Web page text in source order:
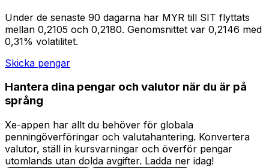
Under de senaste 90 dagarna har MYR till SIT flyttats
mellan 0,2105 och 0,2180. Genomsnittet var 0,2146 med
0,31% volatilitet.
Skicka pengar
Hantera dina pengar och valutor när du är på
språng
Xe-appen har allt du behöver för globala
penningöverföringar och valutahantering. Konvertera
valutor, ställ in kursvarningar och överför pengar
utomlands utan dolda avgifter. Ladda ner idag!